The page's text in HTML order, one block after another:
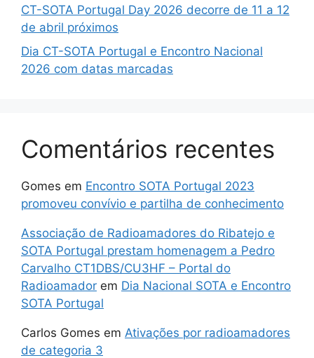
CT-SOTA Portugal Day 2026 decorre de 11 a 12
de abril próximos
Dia CT-SOTA Portugal e Encontro Nacional
2026 com datas marcadas
Comentários recentes
Gomes em Encontro SOTA Portugal 2023
promoveu convívio e partilha de conhecimento
Associação de Radioamadores do Ribatejo e
SOTA Portugal prestam homenagem a Pedro
Carvalho CT1DBS/CU3HF – Portal do
Radioamador em Dia Nacional SOTA e Encontro
SOTA Portugal
Carlos Gomes em Ativações por radioamadores
de categoria 3